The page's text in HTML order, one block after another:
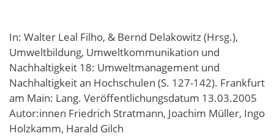
In: Walter Leal Filho, & Bernd Delakowitz (Hrsg.),
Umweltbildung, Umweltkommunikation und
Nachhaltigkeit 18: Umweltmanagement und
Nachhaltigkeit an Hochschulen (S. 127-142). Frankfurt
am Main: Lang. Veröffentlichungsdatum 13.03.2005
Autor:innen Friedrich Stratmann, Joachim Müller, Ingo
Holzkamm, Harald Gilch